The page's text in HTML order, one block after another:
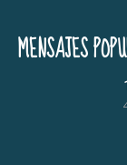
MENSAJES